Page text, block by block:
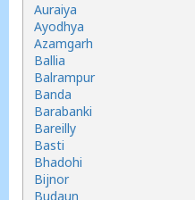
Auraiya
Ayodhya
Azamgarh
Ballia
Balrampur
Banda
Barabanki
Bareilly
Basti
Bhadohi
Bijnor
Budaun